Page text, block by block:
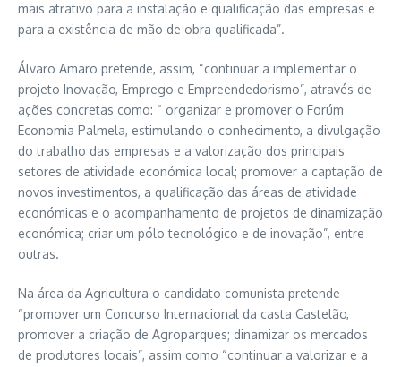
mais atrativo para a instalação e qualificação das empresas e
para a existência de mão de obra qualificada”.
Álvaro Amaro pretende, assim, “continuar a implementar o
projeto Inovação, Emprego e Empreendedorismo”, através de
ações concretas como: “ organizar e promover o Forúm
Economia Palmela, estimulando o conhecimento, a divulgação
do trabalho das empresas e a valorização dos principais
setores de atividade económica local; promover a captação de
novos investimentos, a qualificação das áreas de atividade
económicas e o acompanhamento de projetos de dinamização
económica; criar um pólo tecnológico e de inovação”, entre
outras.
Na área da Agricultura o candidato comunista pretende
“promover um Concurso Internacional da casta Castelão,
promover a criação de Agroparques; dinamizar os mercados
de produtores locais”, assim como “continuar a valorizar e a